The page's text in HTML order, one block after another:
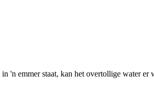
'n emmer staat, kan het overtollige water